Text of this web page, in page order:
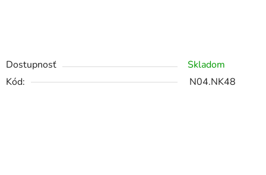
Dostupnosť
Skladom
Kód:
N04.NK48